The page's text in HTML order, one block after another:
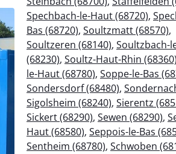
Spechbach-le-Haut (68720),
Bas (68720), Soultzmatt (68570),
Soultzeren (68140), Soultzbach-
(68230), Soultz-Haut-Rhin (68360)
le-Haut (68780), Soppe-le-Bas
Sondersdorf (68480),
Sigolsheim (68240), Sierentz
Sickert (68290), Sewen (68290),
Haut (68580), Seppois-le-Bas
Sentheim (68780), Schwoben